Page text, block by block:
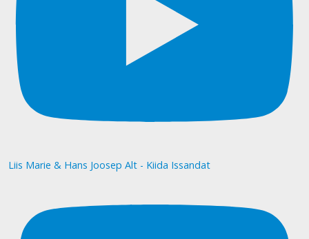
Liis Marie & Hans Joosep Alt - Kiida Issandat